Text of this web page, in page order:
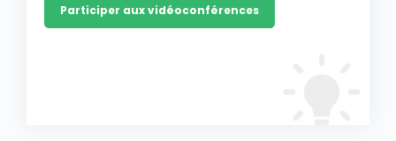
Participer aux vidéoconférences